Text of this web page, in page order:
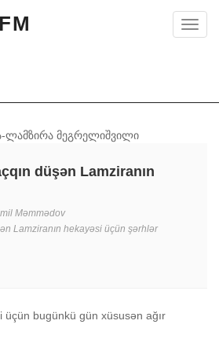
düşən Lamziranın
Məmmədov
Lamziranın hekayəsi üçün şərhlər
bugünkü gün xüsusən ağır